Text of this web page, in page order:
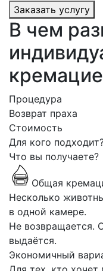
Заказать услугу
В чем
Процедура
Возврат праха
Стоимость
Для кого
Что вы получаете?
Общая
Несколько
в одной камере.
Не возвращается.
выдаётся.
Экономичный